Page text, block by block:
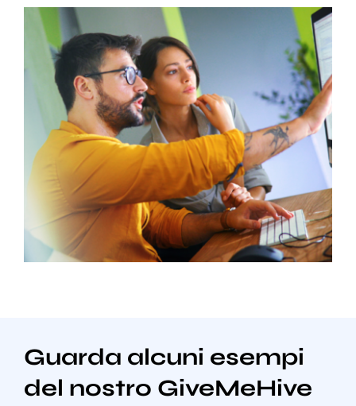
Guarda alcuni esempi
del nostro GiveMeHive